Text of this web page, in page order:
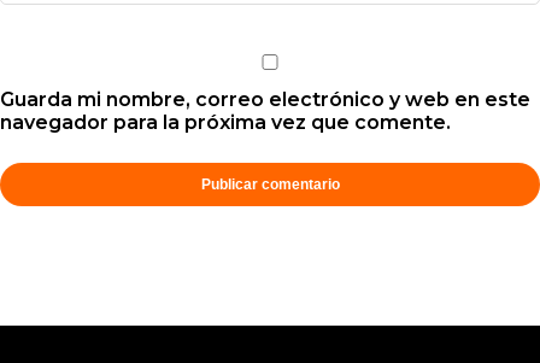
Guarda mi nombre, correo electrónico y web en este
navegador para la próxima vez que comente.